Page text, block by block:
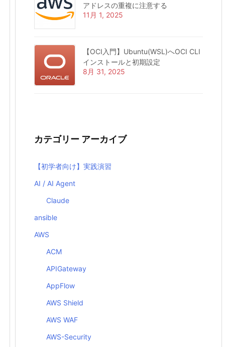
アドレスの重複に注意する
11月 1, 2025
【OCI入門】Ubuntu(WSL)へOCI CLI
インストールと初期設定
8月 31, 2025
カテゴリー アーカイブ
【初学者向け】実践演習
AI / AI Agent
Claude
ansible
AWS
ACM
APIGateway
AppFlow
AWS Shield
AWS WAF
AWS-Security